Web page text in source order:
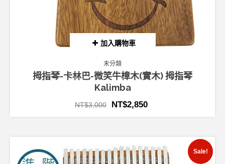
加入購物車
未分類
拇指琴-卡林巴-微笑牛樟木(實木) 拇指琴
Kalimba
NT$3,000 NT$2,850
Sale!